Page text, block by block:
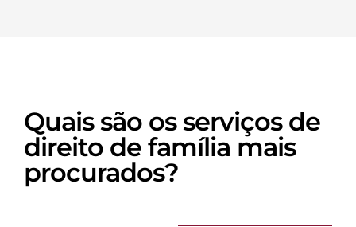
Quais são os serviços de
direito de família mais
procurados?